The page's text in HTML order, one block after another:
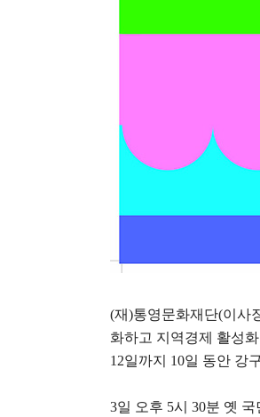
(재)통영문화재단(이사
화하고 지역경제 활성
12일까지 10일 동안 강
3일 오후 5시 30분 옛